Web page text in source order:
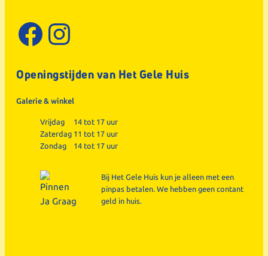
Facebook
Instagram
Openingstijden van Het Gele Huis
Galerie & winkel
Vrijdag
14 tot 17 uur
Zaterdag 11 tot 17 uur
Zondag
14 tot 17 uur
Bij Het Gele Huis kun je alleen met een
pinpas betalen. We hebben geen contant
geld in huis.